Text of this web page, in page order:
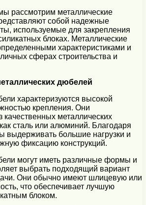
рассмотрим металлические
собой надежные
используемые для закрепления
блоках. Металлические
характеристиками и
сферах строительства и
дюбелей
характеризуются высокой
крепления. Они
качественных металлических
сталь или алюминий. Благодаря
выдерживать большие нагрузки и
фиксацию конструкций.
могут иметь различные формы и
выбрать подходящий вариант
Они обычно имеют шлицевую или
что обеспечивает лучшую
блоком.